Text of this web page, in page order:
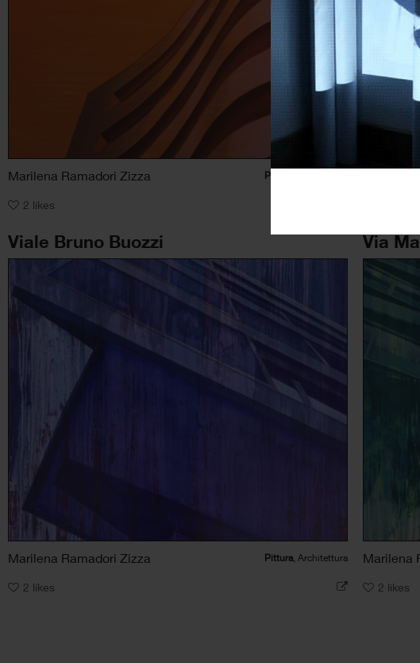
Marilena Ramadori Zizza Pittura
2 likes
Viale Bruno Buozzi
Marilena Ramadori Zizza Pittura, Architettura
2 likes
Via
Marilena
2 likes